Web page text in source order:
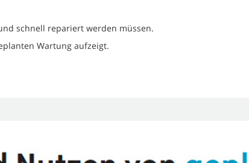
schnell repariert werden müssen.
Wartung aufzeigt.